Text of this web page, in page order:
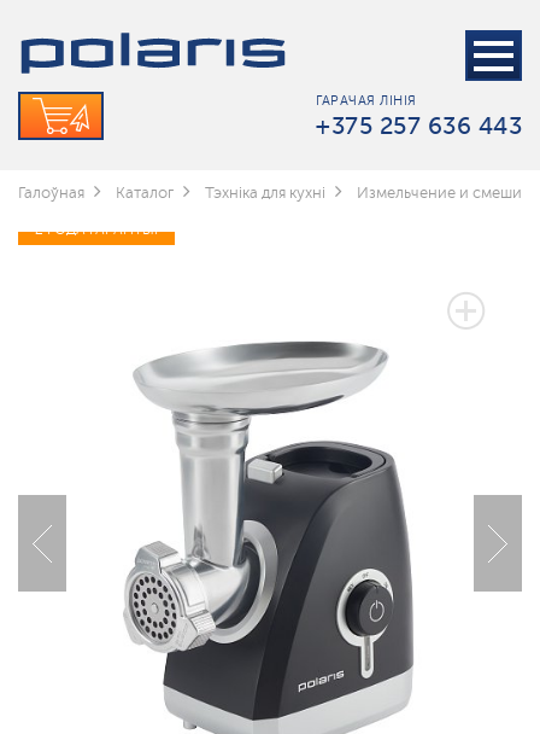
ГАРАЧАЯ ЛІНІЯ
+375 257 636 443
Галоўная Каталог Тэхніка для кухні Измельчение и
2 ГОДА ГАРАНТЫІ